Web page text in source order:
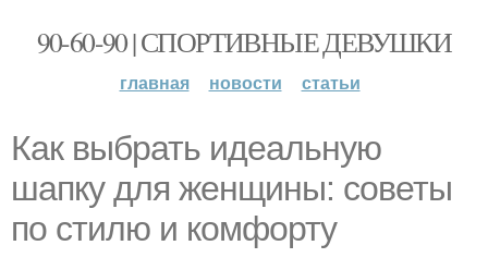
90-60-90 | СПОРТИВНЫЕ ДЕВУШКИ
главная новости статьи
Как выбрать идеальную
шапку для женщины: советы
по стилю и комфорту